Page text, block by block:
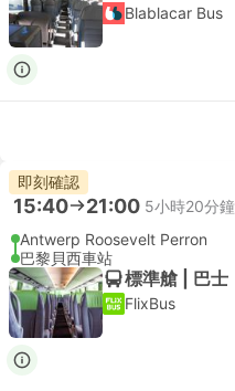
Blablacar Bus
即刻確認
15:40 21:00 5小時20分鐘
Antwerp Roosevelt Perron
巴黎貝西車站
標準艙 | 巴士
FlixBus